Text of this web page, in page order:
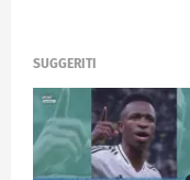
SUGGERITI